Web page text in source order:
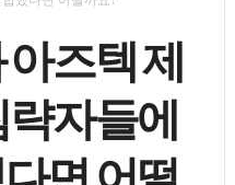
즈텍 제
략자들에